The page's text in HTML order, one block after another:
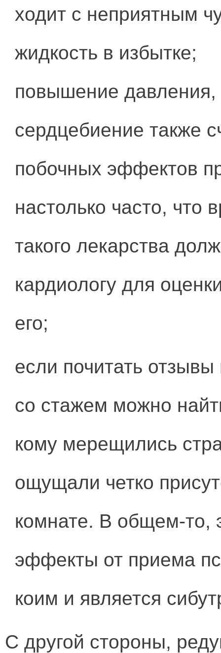
ходит с неприятным
жидкость в избытке;
повышение давления,
сердцебиение также
побочных эффектов
настолько часто, что
такого лекарства
кардиологу для
его;
если почитать
со стажем можно
кому мерещились
ощущали четко
комнате. В общем-то,
эффекты от приема
коим и является
С другой стороны,